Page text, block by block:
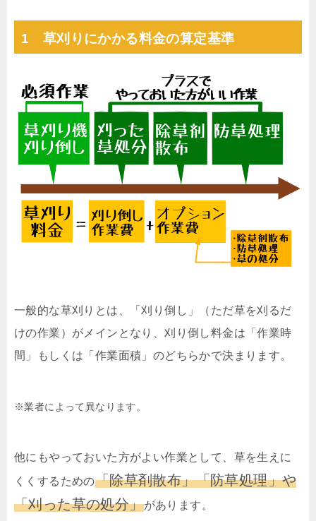
1 草刈りにかかる料金の算定基準
一般的な草刈りとは、「刈り倒し」（ただ草を刈るだ
けの作業）がメインとなり、刈り倒し料金は「作業時
間」もしくは「作業面積」のどちらかで決まります。
※業者によって異なります。
他にもやっておいた方がよい作業として、草を生えに
くくするための「除草剤散布」「防草処理」や
「刈った草の処分」があります。